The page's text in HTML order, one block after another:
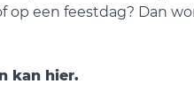
een feestdag? Dan
kan hier.